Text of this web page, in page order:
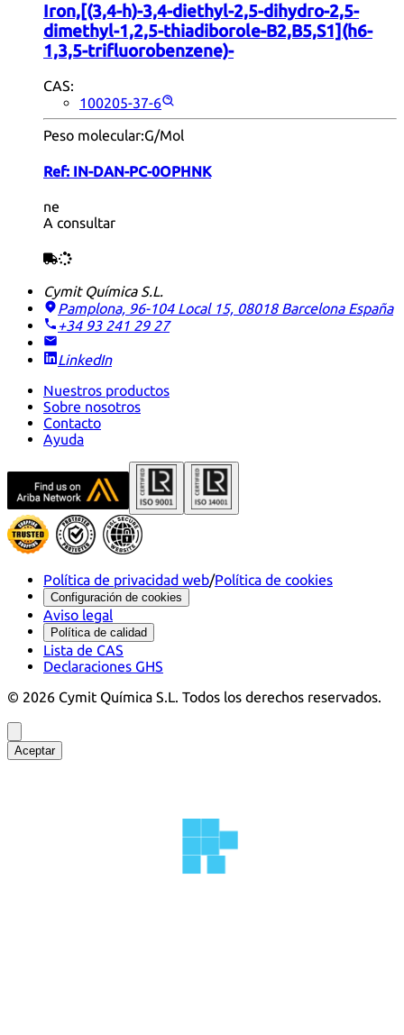
Iron,[(3,4-h)-3,4-diethyl-2,5-dihydro-2,5-
dimethyl-1,2,5-thiadiborole-B2,B5,S1](h6-
1,3,5-trifluorobenzene)-
CAS:
100205-37-6
Peso molecular:G/Mol
Ref: IN-DAN-PC-0OPHNK
ne
A consultar
Cymit Química S.L.
Pamplona, 96-104 Local 15, 08018 Barcelona España
+34 93 241 29 27
LinkedIn
Nuestros productos
Sobre nosotros
Contacto
Ayuda
Política de privacidad web/Política de cookies
Configuración de cookies
Aviso legal
Política de calidad
Lista de CAS
Declaraciones GHS
© 2026 Cymit Química S.L. Todos los derechos reservados.
Aceptar